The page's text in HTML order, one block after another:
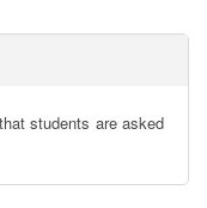
students are asked